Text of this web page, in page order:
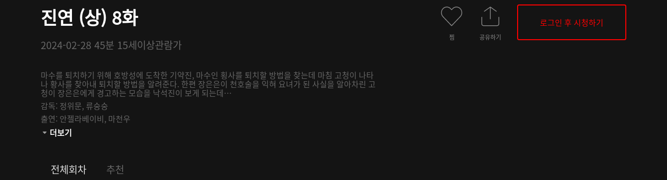
진연 (상) 8화
2024-02-28 45분 15세이상관람가
마수를 퇴치하기 위해 호방성에 도착한 기약진, 마수인 횡사를 퇴치할 방법을 찾는데 마침 고청이 나타
나 황사를 찾아내 퇴치할 방법을 알려준다. 한편 장은은이 천호술을 익혀 요녀가 된 사실을 알아차린 고
청이 장은은에게 경고하는 모습을 낙석진이 보게 되는데…
감독: 정위문, 류숭숭
출연: 안젤라베이비, 마천우
관람등급:
더보기
찜 공유하기
로그인 후 시청하기
전체회차 추천